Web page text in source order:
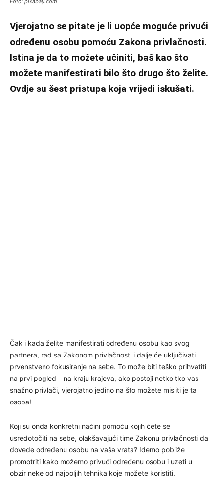
Foto: pixabay.com
Vjerojatno se pitate je li uopće moguće privući
određenu osobu pomoću Zakona privlačnosti.
Istina je da to možete učiniti, baš kao što
možete manifestirati bilo što drugo što želite.
Ovdje su šest pristupa koja vrijedi iskušati.
Čak i kada želite manifestirati određenu osobu kao svog
partnera, rad sa Zakonom privlačnosti i dalje će uključivati
prvenstveno fokusiranje na sebe. To može biti teško prihvatiti
na prvi pogled – na kraju krajeva, ako postoji netko tko vas
snažno privlači, vjerojatno jedino na što možete misliti je ta
osoba!
Koji su onda konkretni načini pomoću kojih ćete se
usredotočiti na sebe, olakšavajući time Zakonu privlačnosti da
dovede određenu osobu na vaša vrata? Idemo pobliže
promotriti kako možemo privući određenu osobu i uzeti u
obzir neke od najboljih tehnika koje možete koristiti.